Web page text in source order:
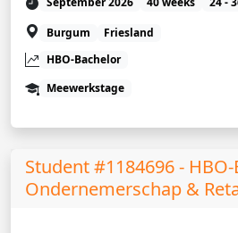
Burgum
Friesland
HBO-Bachelor
Meewerkstage
Student #1184696 -
Ondernemerschap &